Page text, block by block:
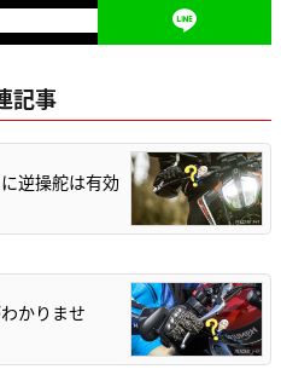
記事
逆操舵は有効
かりませ